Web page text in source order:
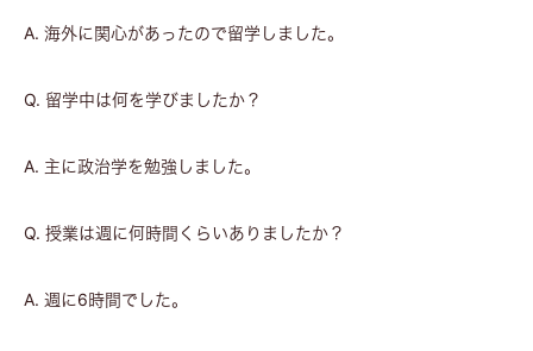
A. 海外に関心があったので留学しました。
Q. 留学中は何を学びましたか？
A. 主に政治学を勉強しました。
Q. 授業は週に何時間くらいありましたか？
A. 週に6時間でした。